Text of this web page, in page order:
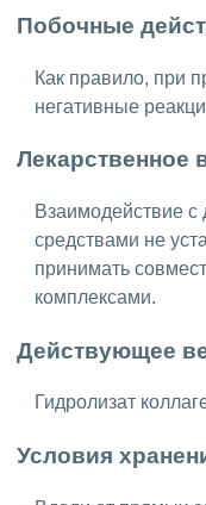
Побочные
Как правило, при
негативные
Лекарственное
Взаимодействие с
средствами не
принимать
комплексами.
Действующее
Гидролизат
Условия